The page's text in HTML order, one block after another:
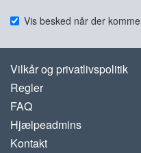
Vis besked når der
Vilkår og privatlivspolitik
Regler
FAQ
Hjælpeadmins
Kontakt